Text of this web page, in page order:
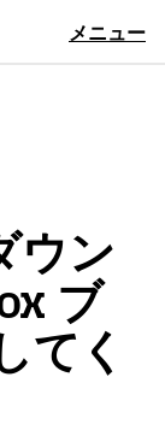
メニュー
ウン
ブ
てく